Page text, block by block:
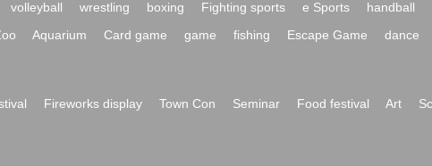
volleyball wrestling boxing Fighting sports e Sports handball
Aquarium Card game game fishing Escape Game dance
Fireworks display Town Con Seminar Food festival Art